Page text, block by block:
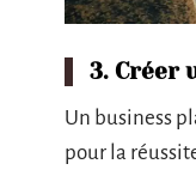
3. Créer
Un business
pour la